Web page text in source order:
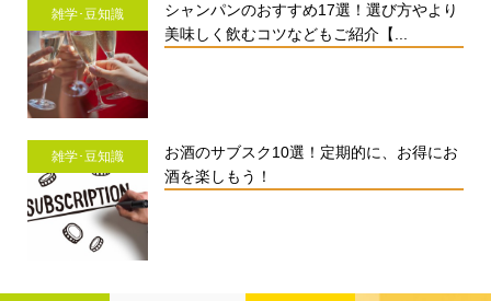
雑学･豆知識
シャンパンのおすすめ17選！選び方やより
美味しく飲むコツなどもご紹介【...
雑学･豆知識
お酒のサブスク10選！定期的に、お得にお
酒を楽しもう！